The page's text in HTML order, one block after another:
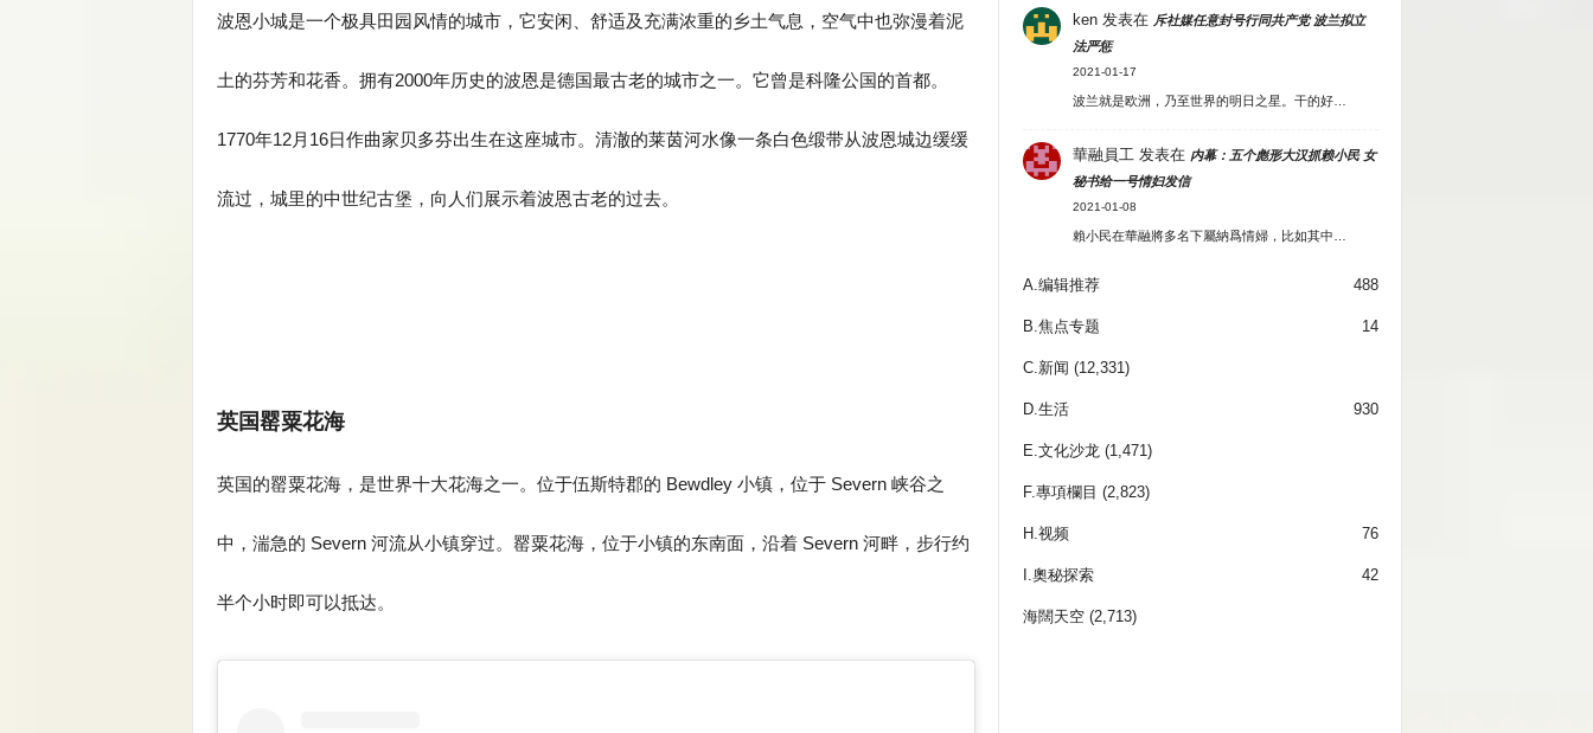
波恩小城是一个极具田园风情的城市，它安闲、舒适及充满浓重的乡土气息，空气中也弥漫着泥
土的芬芳和花香。拥有2000年历史的波恩是德国最古老的城市之一。它曾是科隆公国的首都。
1770年12月16日作曲家贝多芬出生在这座城市。清澈的莱茵河水像一条白色缎带从波恩城边缓缓
流过，城里的中世纪古堡，向人们展示着波恩古老的过去。
英国罂粟花海
英国的罂粟花海，是世界十大花海之一。位于伍斯特郡的 Bewdley 小镇，位于 Severn 峡谷之
中，湍急的 Severn 河流从小镇穿过。罂粟花海，位于小镇的东南面，沿着 Severn 河畔，步行约
半个小时即可以抵达。
ken发表在 斥社媒任意封号行同共产党 波兰拟立
法严惩
2021-01-17
波兰就是欧洲，乃至世界的明日之星。干的好…
華融員工 发表在 内幕：五个彪形大汉抓赖小民 女
秘书给一号情妇发信
2021-01-08
賴小民在華融將多名下屬納爲情婦，比如其中…
A.编辑推荐 488
B.焦点专题 14
C.新闻 (12,331)
D.生活 930
E.文化沙龙 (1,471)
F.專項欄目 (2,823)
H.视频 76
I.奧秘探索 42
海闊天空(2,713)